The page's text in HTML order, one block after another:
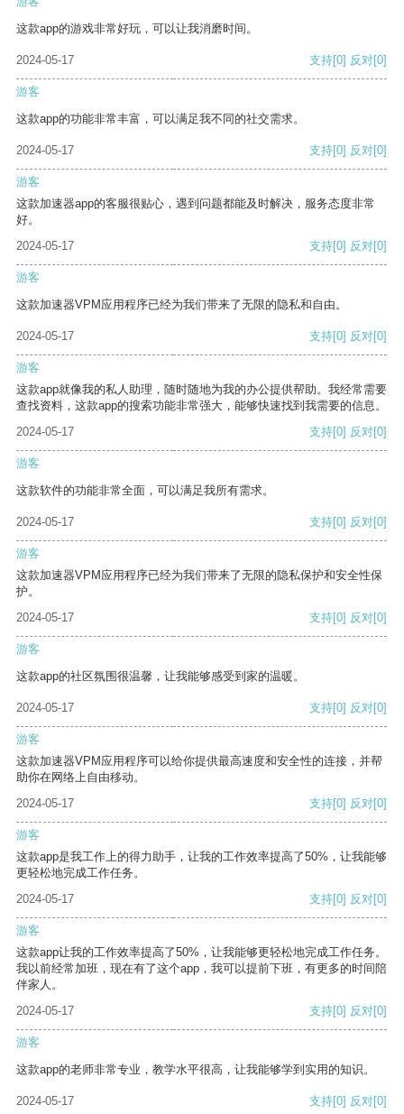
这款app的游戏非常好玩，可以让我消磨时间。
2024-05-17 支持[0] 反对[0]
游客
这款app的功能非常丰富，可以满足我不同的社交需求。
2024-05-17 支持[0] 反对[0]
游客
这款加速器app的客服很贴心，遇到问题都能及时解决，服务态度非常
好。
2024-05-17
支持[0] 反对[0]
游客
这款加速器VPM应用程序已经为我们带来了无限的隐私和自由。
2024-05-17 支持[0] 反对[0]
游客
这款app就像我的私人助理，随时随地为我的办公提供帮助。我经常需要
查找资料，这款app的搜索功能非常强大，能够快速找到我需要的信息。
2024-05-17
支持[0] 反对[0]
游客
这款软件的功能非常全面，可以满足我所有需求。
2024-05-17 支持[0] 反对[0]
游客
这款加速器VPM应用程序已经为我们带来了无限的隐私保护和安全性保
护。
2024-05-17
支持[0] 反对[0]
游客
这款app的社区氛围很温馨，让我能够感受到家的温暖。
2024-05-17 支持[0] 反对[0]
游客
这款加速器VPM应用程序可以给你提供最高速度和安全性的连接，并帮
助你在网络上自由移动。
2024-05-17
支持[0] 反对[0]
游客
这款app是我工作上的得力助手，让我的工作效率提高了50%，让我能够
更轻松地完成工作任务。
2024-05-17
支持[0] 反对[0]
游客
这款app让我的工作效率提高了50%，让我能够更轻松地完成工作任务。
我以前经常加班，现在有了这个app，我可以提前下班，有更多的时间陪
伴家人。
2024-05-17
支持[0] 反对[0]
游客
这款app的老师非常专业，教学水平很高，让我能够学到实用的知识。
2024-05-17 支持[0] 反对[0]